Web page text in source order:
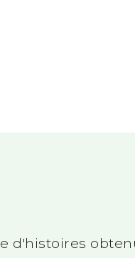
d'histoires